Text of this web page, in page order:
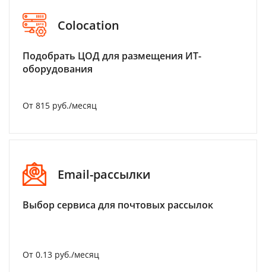
Colocation
Подобрать ЦОД для размещения ИТ-
оборудования
От 815 руб./месяц
Email-рассылки
Выбор сервиса для почтовых рассылок
От 0.13 руб./месяц